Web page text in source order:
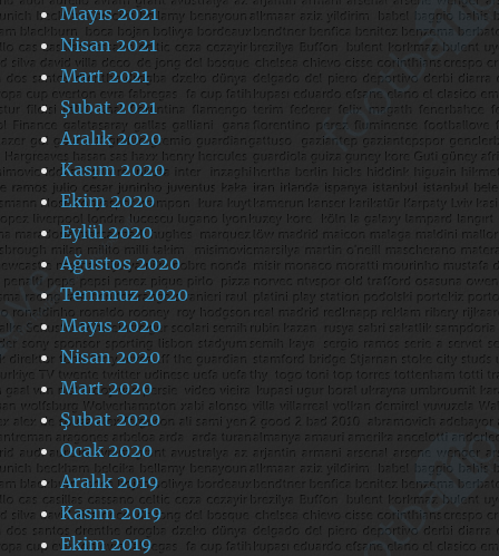
Mayıs 2021
Nisan 2021
Mart 2021
Şubat 2021
Aralık 2020
Kasım 2020
Ekim 2020
Eylül 2020
Ağustos 2020
Temmuz 2020
Mayıs 2020
Nisan 2020
Mart 2020
Şubat 2020
Ocak 2020
Aralık 2019
Kasım 2019
Ekim 2019